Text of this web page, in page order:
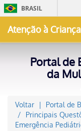
BRASIL
Atenção à Criança
Portal de
da
Voltar Portal de
Principais
Emergência